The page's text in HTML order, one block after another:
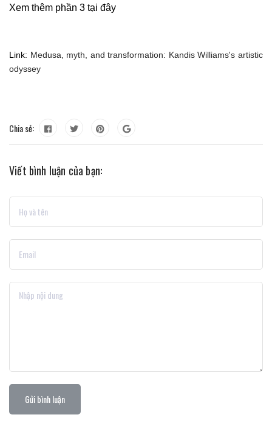
Xem thêm phần 3 tại đây
Link: Medusa, myth, and transformation: Kandis Williams's artistic
odyssey
Chia sẻ:
Viết bình luận của bạn:
Gửi bình luận